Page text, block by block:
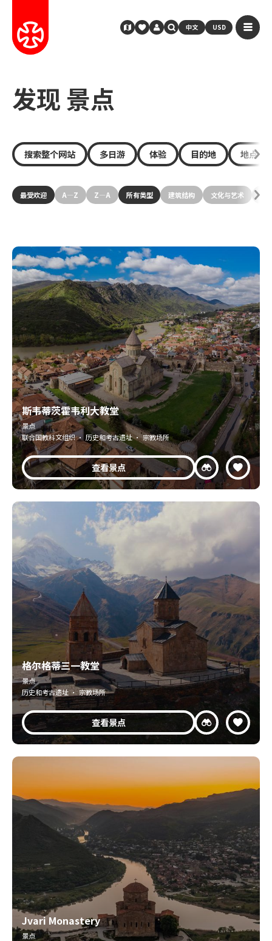
中文 USD
发现 景点
搜索整个网站 多日游 体验 目的地 地点
最受欢迎 A—Z Z—A 所有类型 建筑结构 文化与艺术 历
斯韦蒂茨霍韦利大教堂
景点
联合国教科文组织 · 历史和考古遗址 · 宗教场所
查看景点
格尔格蒂三一教堂
景点
历史和考古遗址 · 宗教场所
查看景点
Jvari Monastery
景点